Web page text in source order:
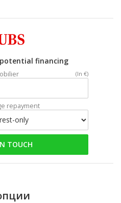
financing
(In €)
repayment
TOUCH